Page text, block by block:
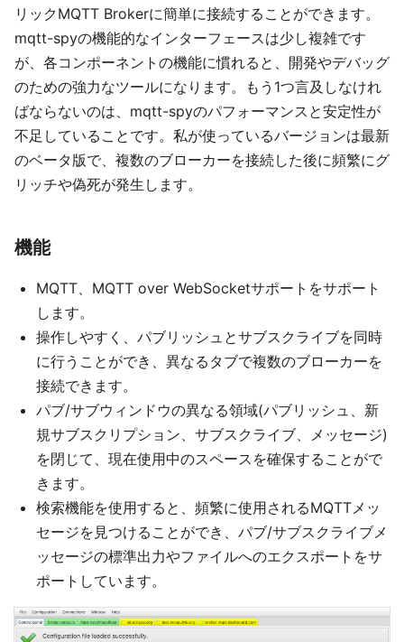
リックMQTT Brokerに簡単に接続することができます。
mqtt-spyの機能的なインターフェースは少し複雑です
が、各コンポーネントの機能に慣れると、開発やデバッグ
のための強力なツールになります。もう1つ言及しなけれ
ばならないのは、mqtt-spyのパフォーマンスと安定性が
不足していることです。私が使っているバージョンは最新
のベータ版で、複数のブローカーを接続した後に頻繁にグ
リッチや偽死が発生します。
機能
MQTT、MQTT over WebSocketサポートをサポート
します。
操作しやすく、パブリッシュとサブスクライブを同時
に行うことができ、異なるタブで複数のブローカーを
接続できます。
パブ/サブウィンドウの異なる領域(パブリッシュ、新
規サブスクリプション、サブスクライブ、メッセージ)
を閉じて、現在使用中のスペースを確保することがで
きます。
検索機能を使用すると、頻繁に使用されるMQTTメッ
セージを見つけることができ、パブ/サブスクライブメ
ッセージの標準出力やファイルへのエクスポートをサ
ポートしています。